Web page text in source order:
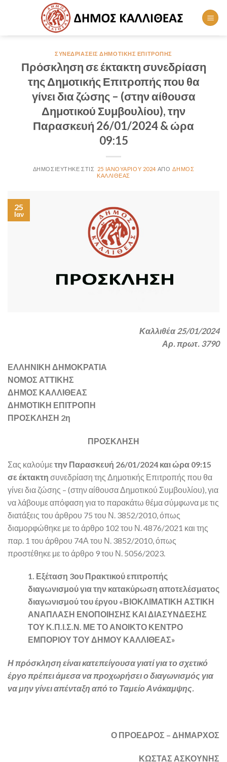
ΣΥΝΕΔΡΙΆΣΕΙΣ ΔΗΜΟΤΙΚΉΣ ΕΠΙΤΡΟΠΉΣ
Πρόσκληση σε έκτακτη συνεδρίαση
της Δημοτικής Επιτροπής που θα
γίνει δια ζώσης – (στην αίθουσα
Δημοτικού Συμβουλίου), την
Παρασκευή 26/01/2024 & ώρα
09:15
25 ΙΑΝΟΥΑΡΊΟΥ 2024
ΔΉΜΟΣ
ΚΑΛΛΙΘΈΑΣ
25
Ιαν
Καλλιθέα 25/01/2024
Αρ. πρωτ. 3790
ΕΛΛΗΝΙΚΗ ΔΗΜΟΚΡΑΤΙΑ
ΝΟΜΟΣ ΑΤΤΙΚΗΣ
ΔΗΜΟΣ ΚΑΛΛΙΘΕΑΣ
ΔΗΜΟΤΙΚΗ ΕΠΙΤΡΟΠΗ
ΠΡΟΣΚΛΗΣΗ 2η
ΠΡΟΣΚΛΗΣΗ
Σας καλούμετην Παρασκευή 26/01/2024 και ώρα 09:15
σε έκτακτη συνεδρίαση της Δημοτικής Επιτροπής που θα
γίνει δια ζώσης – (στην αίθουσα Δημοτικού Συμβουλίου), για
να λάβουμε απόφαση για το παρακάτω θέμα σύμφωνα με τις
διατάξεις του άρθρου 75 του Ν. 3852/2010, όπως
διαμορφώθηκε με το άρθρο 102 του Ν. 4876/2021 και της
παρ. 1 του άρθρου 74Α του Ν. 3852/2010, όπως
προστέθηκε με το άρθρο 9 του Ν. 5056/2023.
1. Εξέταση 3ου Πρακτικού επιτροπής
διαγωνισμού για την κατακύρωση αποτελέσματος
διαγωνισμού του έργου «ΒΙΟΚΛΙΜΑΤΙΚΗ ΑΣΤΙΚΗ
ΑΝΑΠΛΑΣΗ ΕΝΟΠΟΙΗΣΗΣ ΚΑΙ ΔΙΑΣΥΝΔΕΣΗΣ
ΤΟΥ Κ.Π.Ι.Σ.Ν. ΜΕ ΤΟ ΑΝΟΙΚΤΟ ΚΕΝΤΡΟ
ΕΜΠΟΡΙΟΥ ΤΟΥ ΔΗΜΟΥ ΚΑΛΛΙΘΕΑΣ»
Η πρόσκληση είναι κατεπείγουσα γιατί για το σχετικό
έργο πρέπει άμεσα να προχωρήσει ο διαγωνισμός για
να μην γίνει απένταξη από το Ταμείο Ανάκαμψης.
Ο ΠΡΟΕΔΡΟΣ – ΔΗΜΑΡΧΟΣ
ΚΩΣΤΑΣ ΑΣΚΟΥΝΗΣ